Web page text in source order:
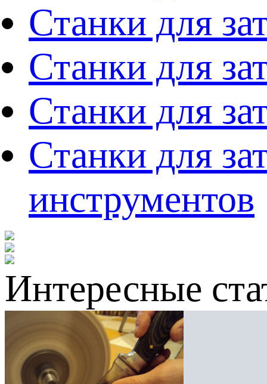
Станки для
Станки для
Станки для
Станки для
инструментов
Интересные